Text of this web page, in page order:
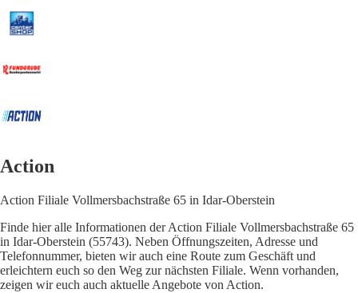
Action
Action Filiale Vollmersbachstraße 65 in Idar-Oberstein
Finde hier alle Informationen der Action Filiale Vollmersbachstraße 65
in Idar-Oberstein (55743). Neben Öffnungszeiten, Adresse und
Telefonnummer, bieten wir auch eine Route zum Geschäft und
erleichtern euch so den Weg zur nächsten Filiale. Wenn vorhanden,
zeigen wir euch auch aktuelle Angebote von Action.